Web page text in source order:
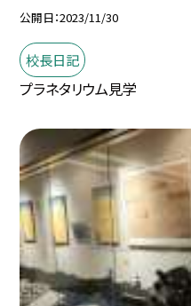
公開日 2023/11/30
校長日記
プラネタリウム見学